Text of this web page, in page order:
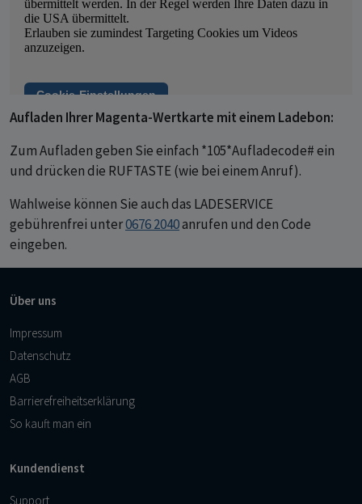
Aufladen Ihrer Magenta-Wertkarte mit einem Ladebon:
Zum Aufladen geben Sie einfach *105*Aufladecode# ein
und drücken die RUFTASTE (wie bei einem Anruf).
Wahlweise können Sie auch das LADESERVICE
gebührenfrei unter0676 2040anrufen und den Code
eingeben.
Über uns
Impressum
Datenschutz
AGB
Barrierefreiheitserklärung
So kauft man ein
Kundendienst
Support